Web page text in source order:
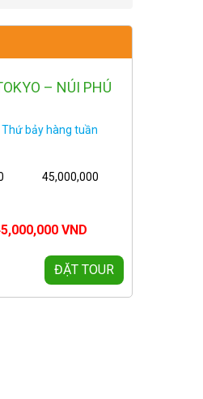
– NÚI PHÚ
Thứ bảy hàng tuần
45,000,000
VND
ĐẶT TOUR